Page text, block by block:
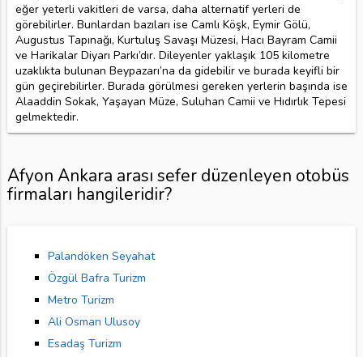
eğer yeterli vakitleri de varsa, daha alternatif yerleri de
görebilirler. Bunlardan bazıları ise Camlı Köşk, Eymir Gölü,
Augustus Tapınağı, Kurtuluş Savaşı Müzesi, Hacı Bayram Camii
ve Harikalar Diyarı Parkı’dır. Dileyenler yaklaşık 105 kilometre
uzaklıkta bulunan Beypazarı’na da gidebilir ve burada keyifli bir
gün geçirebilirler. Burada görülmesi gereken yerlerin başında ise
Alaaddin Sokak, Yaşayan Müze, Suluhan Camii ve Hıdırlık Tepesi
gelmektedir.
Afyon Ankara arası sefer düzenleyen otobüs
firmaları hangileridir?
Palandöken Seyahat
Özgül Bafra Turizm
Metro Turizm
Ali Osman Ulusoy
Esadaş Turizm